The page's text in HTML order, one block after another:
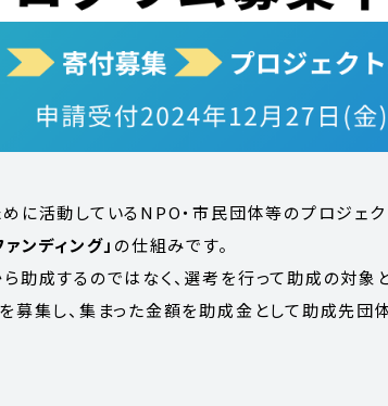
に活動しているNPO・市民団体等のプロジェク
ンディング」 の仕組みです。
助成するのではなく、選考を行って助成の対象
募集し、集まった金額を助成金として助成先団